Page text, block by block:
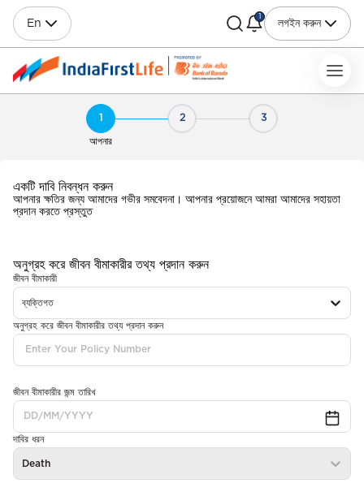
En
1
লগইন করুন
1
আপনার
2 3
একটি দাবি নিবন্ধন করুন
আপনার ক্ষতির জন্য আমাদের গভীর সমবেদনা। আপনার প্রয়োজনে আমরা আমাদের সহায়তা
প্রদান করতে প্রস্তুত
অনুগ্রহ করে জীবন বীমাকারীর তথ্য প্রদান করুন
জীবন বীমাকারী
ব্যক্তিগত
অনুগ্রহ করে জীবন বীমাকারীর তথ্য প্রদান করুন
জীবন বীমাকারীর জন্ম তারিখ
দাবির ধরন
Death